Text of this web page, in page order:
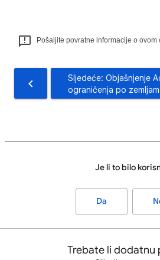
Pošaljite povratne informacije o ovom
Sljedeće: Objašnjenje
ograničenja po
Je li to bilo
Da
Trebate li dodatnu